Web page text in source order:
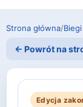
Strona główna/
← Powrót na
Edycja